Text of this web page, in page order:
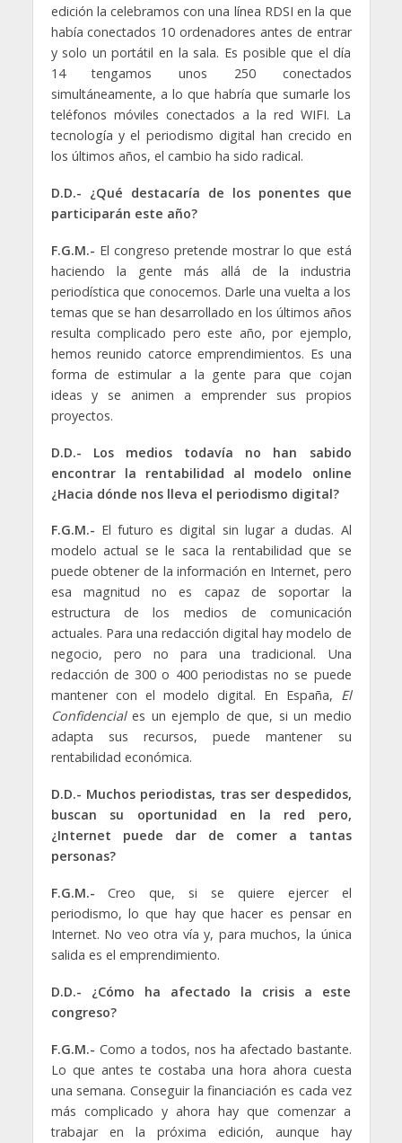
edición la celebramos con una línea RDSI en la que
había conectados 10 ordenadores antes de entrar
y solo un portátil en la sala. Es posible que el día
14 tengamos unos 250 conectados
simultáneamente, a lo que habría que sumarle los
teléfonos móviles conectados a la red WIFI. La
tecnología y el periodismo digital han crecido en
los últimos años, el cambio ha sido radical.
D.D.- ¿Qué destacaría de los ponentes que
participarán este año?
F.G.M.- El congreso pretende mostrar lo que está
haciendo la gente más allá de la industria
periodística que conocemos. Darle una vuelta a los
temas que se han desarrollado en los últimos años
resulta complicado pero este año, por ejemplo,
hemos reunido catorce emprendimientos. Es una
forma de estimular a la gente para que cojan
ideas y se animen a emprender sus propios
proyectos.
D.D.- Los medios todavía no han sabido
encontrar la rentabilidad al modelo online
¿Hacia dónde nos lleva el periodismo digital?
F.G.M.- El futuro es digital sin lugar a dudas. Al
modelo actual se le saca la rentabilidad que se
puede obtener de la información en Internet, pero
esa magnitud no es capaz de soportar la
estructura de los medios de comunicación
actuales. Para una redacción digital hay modelo de
negocio, pero no para una tradicional. Una
redacción de 300 o 400 periodistas no se puede
mantener con el modelo digital. En España, El
Confidenciales un ejemplo de que, si un medio
adapta sus recursos, puede mantener su
rentabilidad económica.
D.D.- Muchos periodistas, tras ser despedidos,
buscan su oportunidad en la red pero,
¿Internet puede dar de comer a tantas
personas?
F.G.M.- Creo que, si se quiere ejercer el
periodismo, lo que hay que hacer es pensar en
Internet. No veo otra vía y, para muchos, la única
salida es el emprendimiento.
D.D.- ¿Cómo ha afectado la crisis a este
congreso?
F.G.M.- Como a todos, nos ha afectado bastante.
Lo que antes te costaba una hora ahora cuesta
una semana. Conseguir la financiación es cada vez
más complicado y ahora hay que comenzar a
trabajar en la próxima edición, aunque hay